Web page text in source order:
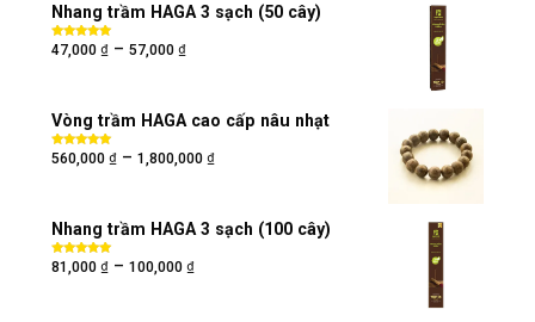
Nhang trầm HAGA 3 sạch (50 cây)
Được xếp
hạng 5.005
47,000 ₫ – 57,000 ₫
Vòng trầm HAGA cao cấp nâu nhạt
Được xếp
hạng5.005
560,000 ₫ – 1,800,000 ₫
Nhang trầm HAGA 3 sạch (100 cây)
Được xếp
hạng 5.005
81,000 ₫ – 100,000 ₫